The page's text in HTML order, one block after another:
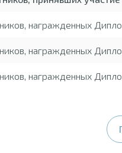
награжденных
награжденных
награжденных